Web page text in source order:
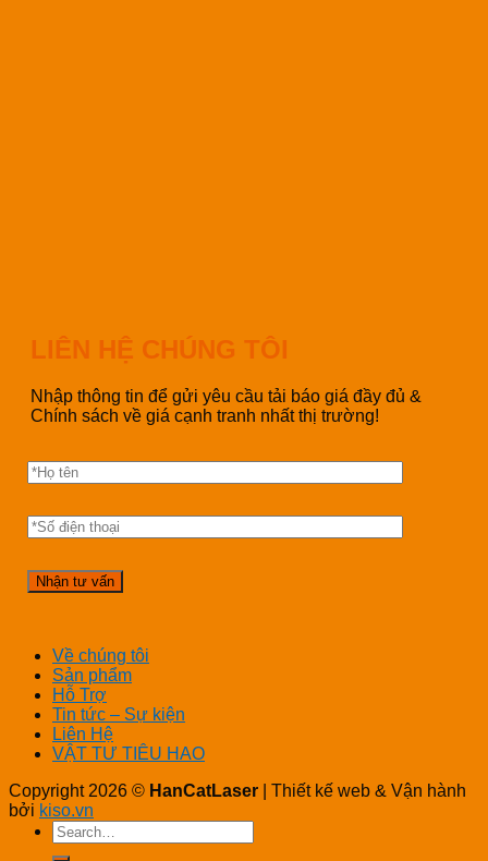
LIÊN HỆ CHÚNG TÔI
Nhập thông tin để gửi yêu cầu tải báo giá đầy đủ &
Chính sách về giá cạnh tranh nhất thị trường!
Về chúng tôi
Sản phẩm
Hỗ Trợ
Tin tức – Sự kiện
Liên Hệ
VẬT TƯ TIÊU HAO
Copyright 2026 © HanCatLaser | Thiết kế web & Vận hành
bởi kiso.vn
Search
for: